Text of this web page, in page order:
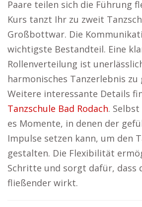
Paare teilen sich die Führung
Kurs tanzt Ihr zu zweit
Großbottwar. Die
wichtigste Bestandteil. Eine
Rollenverteilung ist
harmonisches Tanzerlebnis zu
Weitere interessante Details
Tanzschule Bad Rodach.
es Momente, in denen der
Impulse setzen kann, um den
gestalten. Die Flexibilität
Schritte und sorgt dafür, dass
fließender wirkt.